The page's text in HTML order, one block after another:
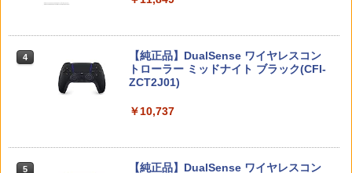
￥4,930
【当店独自で＋P10倍★要エントリー】
【佐々店】
￥5,000
入封入特典】DLCチラシ)
4
任天堂 amiibo マンタロー スプラトゥー
ンシリーズ ※大量購入時には納期にお時
間がかかる場合があります
￥2,600
5
Switch2 ケース レザーケース スイッチ2
映画『THE FIRST SLAM DUNK』 STAN
￥5,280
【特典】攻殻機動隊 SAC_2045 最後の
4
ニンテンドープリペイド番号 9000円|オ
ンラインコード版
4
【純正品】DualSense ワイヤレスコン
トローラー ミッドナイト ブラック(CFI-
ZCT2J01)
￥10,737
5 【純正品】DualSense ワイヤレスコン